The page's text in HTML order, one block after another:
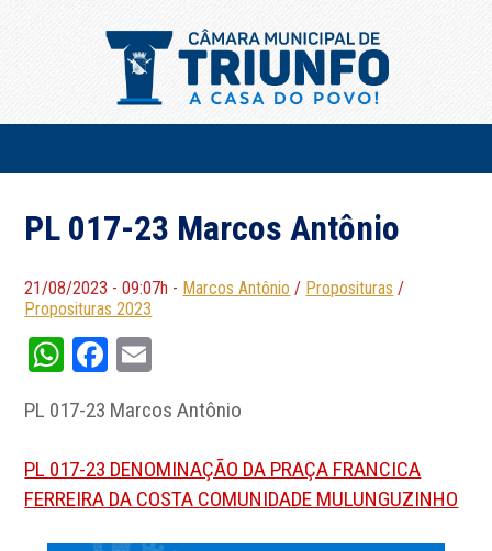
PL 017-23 Marcos Antônio
21/08/2023 - 09:07h - Marcos Antônio / Proposituras /
Proposituras 2023
WhatsApp
Facebook
PL 017-23 Marcos Antônio
PL 017-23 DENOMINAÇÃO DA PRAÇA FRANCICA
FERREIRA DA COSTA COMUNIDADE MULUNGUZINHO